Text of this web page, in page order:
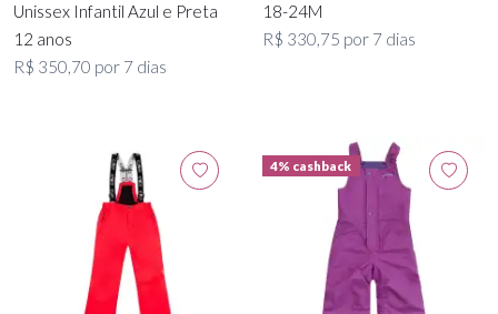
Unissex Infantil Azul e Preta
12 anos
R$ 350,70 por 7 dias
18-24M
R$ 330,75 por 7 dias
4% cashback